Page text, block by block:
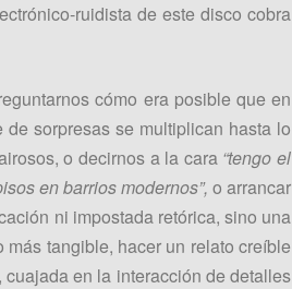
ruidista de este disco cobra
cómo era posible que en
de sorpresas se multiplican hasta lo
o decirnos a la cara “tengo el
en barrios modernos”, o arrancar
ni impostada retórica, sino una
tangible, hacer un relato creíble
en la interacción de detalles